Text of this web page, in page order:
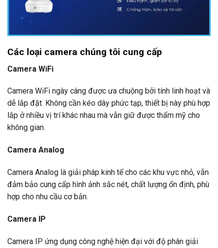
Các loại camera chúng tôi cung cấp
Camera WiFi
Camera WiFi ngày càng được ưa chuộng bởi tính linh hoạt và
dễ lắp đặt. Không cần kéo dây phức tạp, thiết bị này phù hợp
lắp ở nhiều vị trí khác nhau mà vẫn giữ được thẩm mỹ cho
không gian.
Camera Analog
Camera Analog là giải pháp kinh tế cho các khu vực nhỏ, vẫn
đảm bảo cung cấp hình ảnh sắc nét, chất lượng ổn định, phù
hợp cho nhu cầu cơ bản.
Camera IP
Camera IP ứng dụng công nghệ hiện đại với độ phân giải